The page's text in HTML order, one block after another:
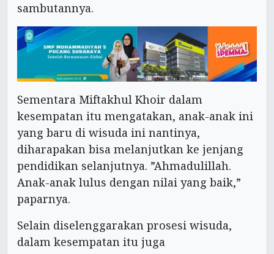
sambutannya.
Sementara Miftakhul Khoir dalam
kesempatan itu mengatakan, anak-anak ini
yang baru di wisuda ini nantinya,
diharapakan bisa melanjutkan ke jenjang
pendidikan selanjutnya. ”Ahmadulillah.
Anak-anak lulus dengan nilai yang baik,”
paparnya.
Selain diselenggarakan prosesi wisuda,
dalam kesempatan itu juga